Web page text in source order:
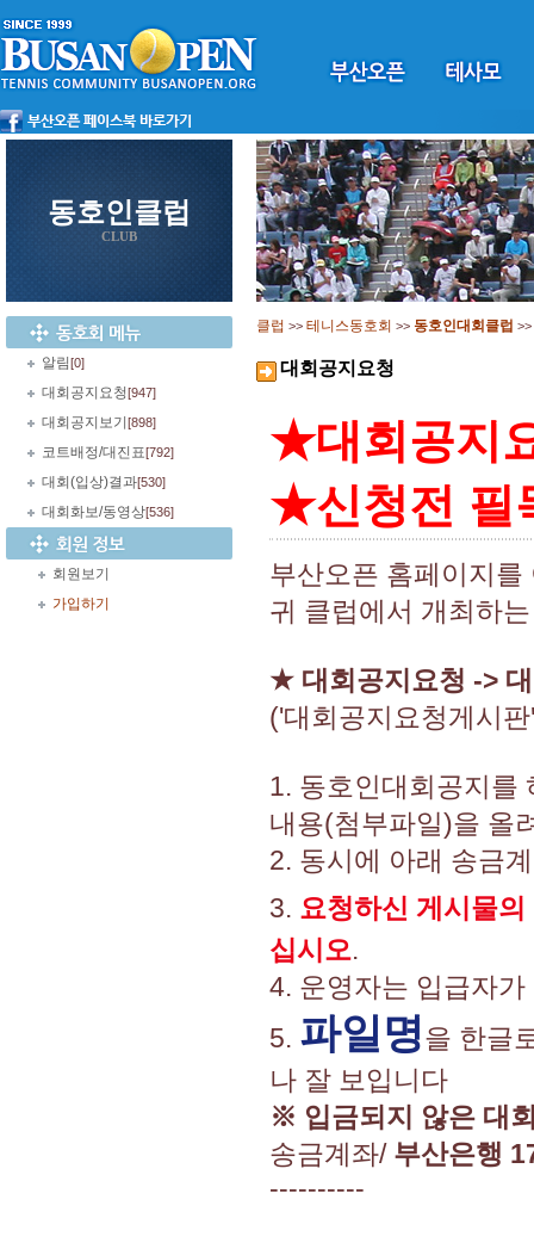
동호인클럽
CLUB
알림[0]
대회공지요청[947]
대회공지보기 [898]
코트배정/대진표[792]
대회(입상)결과[530]
대회화보/동영상[536]
회원보기
가입하기
클럽 >> 테니스동호회 >> 동호인대회클럽 >>
대회공지요청
★대회공지
★신청전 필
부산오픈 홈페이지
귀 클럽에서 개최하
★ 대회공지요청 ->
('대회공지요청게시판
1. 동호인대회공지를
내용(첨부파일)을 올
2. 동시에 아래 송금
3. 요청하신 게시물
십시오.
4. 운영자는 입급자
5. 파일명을 한글
나 잘 보입니다
※ 입금되지 않은 대
송금계좌/ 부산은행
----------